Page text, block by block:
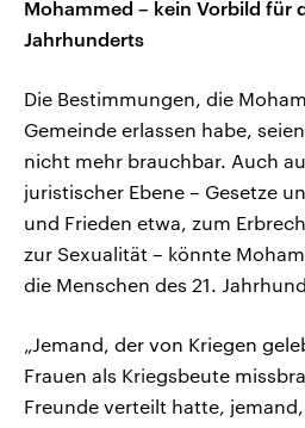
Mohammed – kein Vorbild für
Jahrhunderts
Die Bestimmungen, die
Gemeinde erlassen habe,
nicht mehr brauchbar. Auch
juristischer Ebene – Gesetze
und Frieden etwa, zum
zur Sexualität – könnte
die Menschen des 21.
„Jemand, der von Kriegen
Frauen als Kriegsbeute
Freunde verteilt hatte,